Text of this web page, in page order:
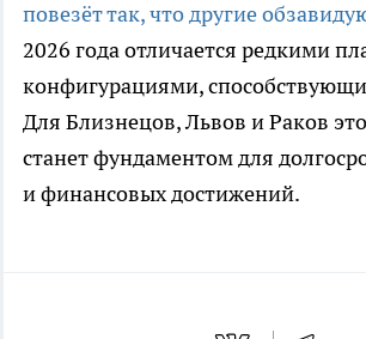
повезёт так, что другие
2026 года отличается редкими
конфигурациями,
Для Близнецов, Львов и Раков
станет фундаментом для
и финансовых достижений.